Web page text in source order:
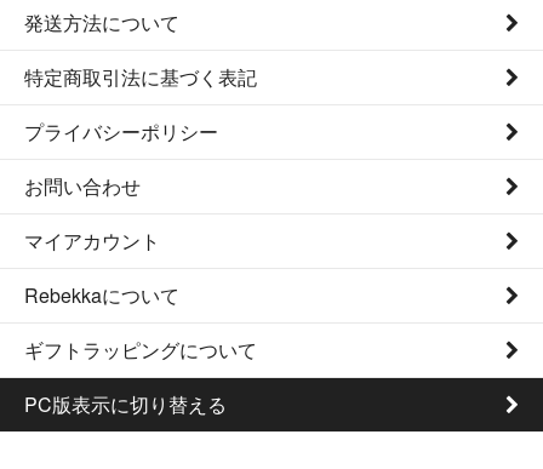
発送方法について
特定商取引法に基づく表記
プライバシーポリシー
お問い合わせ
マイアカウント
Rebekkaについて
ギフトラッピングについて
PC版表示に切り替える